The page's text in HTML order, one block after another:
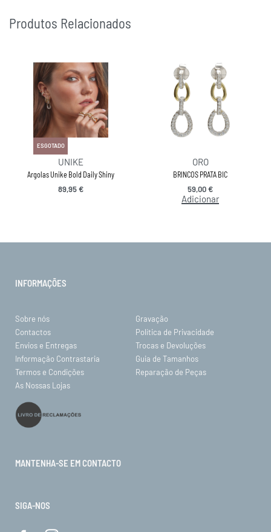
Produtos Relacionados
ESGOTADO
UNIKE
Argolas Unike Bold Daily Shiny
89,95€
ORO
BRINCOS PRATA BIC
59,00€
Adicionar
INFORMAÇÕES
Sobre nós
Gravação
Contactos
Política de Privacidade
Envios e Entregas
Trocas e Devoluções
Informação Contrastaria
Guia de Tamanhos
Termos e Condições
Reparação de Peças
As Nossas Lojas
MANTENHA-SE EM CONTACTO
SIGA-NOS